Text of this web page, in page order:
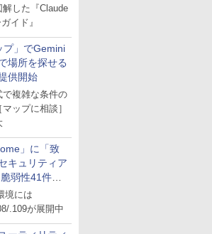
した『Claude
イド』
プ」でGemini
場所を探せる
供開始
で複雑な条件の
ップに相談］
」に「致
キュリティア
弱性41件に
境には
.109が展開中